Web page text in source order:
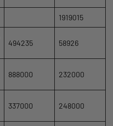
1919015
494235 58926
888000 232000
337000 248000